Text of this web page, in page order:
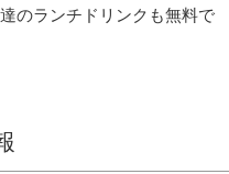
のランチドリンクも無料で